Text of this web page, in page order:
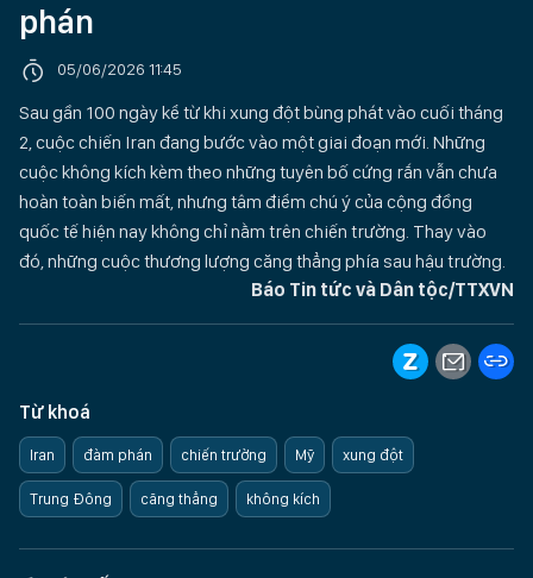
phán
05/06/2026 11:45
Sau gần 100 ngày kể từ khi xung đột bùng phát vào cuối tháng
2, cuộc chiến Iran đang bước vào một giai đoạn mới. Những
cuộc không kích kèm theo những tuyên bố cứng rắn vẫn chưa
hoàn toàn biến mất, nhưng tâm điểm chú ý của cộng đồng
quốc tế hiện nay không chỉ nằm trên chiến trường. Thay vào
đó, những cuộc thương lượng căng thẳng phía sau hậu trường.
Báo Tin tức và Dân tộc/TTXVN
Từ khoá
Iran đàm phán chiến trường Mỹ xung đột
Trung Đông căng thẳng không kích